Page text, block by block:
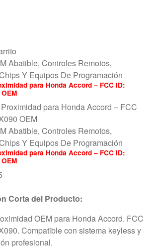
Abatible, Controles Remotos,
Y Equipos De Programación
para Honda Accord – FCC ID:
Abatible, Controles Remotos,
Y Equipos De Programación
para Honda Accord – FCC ID:
Corta del Producto:
OEM para Honda Accord. FCC
Compatible con sistema keyless y
profesional.